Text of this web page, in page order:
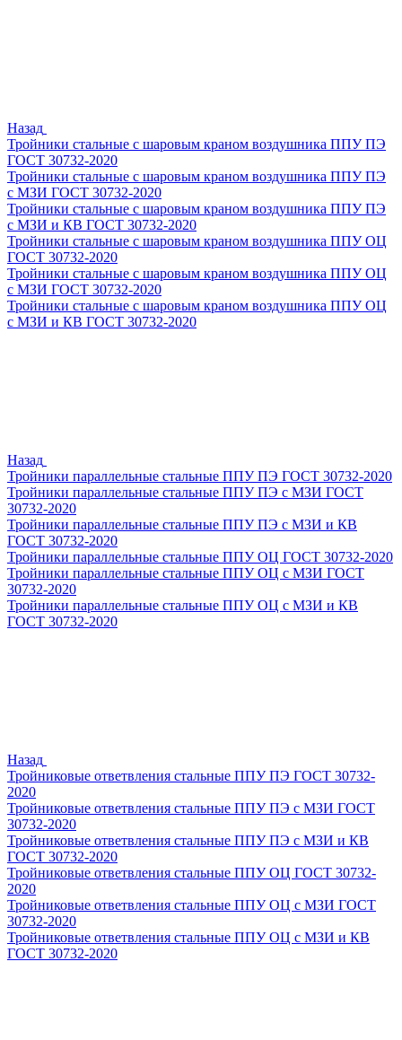
Назад
Тройники стальные с шаровым краном воздушника ППУ ПЭ
ГОСТ 30732-2020
Тройники стальные с шаровым краном воздушника ППУ ПЭ
с МЗИ ГОСТ 30732-2020
Тройники стальные с шаровым краном воздушника ППУ ПЭ
с МЗИ и КВ ГОСТ 30732-2020
Тройники стальные с шаровым краном воздушника ППУ ОЦ
ГОСТ 30732-2020
Тройники стальные с шаровым краном воздушника ППУ ОЦ
с МЗИ ГОСТ 30732-2020
Тройники стальные с шаровым краном воздушника ППУ ОЦ
с МЗИ и КВ ГОСТ 30732-2020
Назад
Тройники параллельные стальные ППУ ПЭ ГОСТ 30732-2020
Тройники параллельные стальные ППУ ПЭ с МЗИ ГОСТ
30732-2020
Тройники параллельные стальные ППУ ПЭ с МЗИ и КВ
ГОСТ 30732-2020
Тройники параллельные стальные ППУ ОЦ ГОСТ 30732-2020
Тройники параллельные стальные ППУ ОЦ с МЗИ ГОСТ
30732-2020
Тройники параллельные стальные ППУ ОЦ с МЗИ и КВ
ГОСТ 30732-2020
Назад
Тройниковые ответвления стальные ППУ ПЭ ГОСТ 30732-
2020
Тройниковые ответвления стальные ППУ ПЭ с МЗИ ГОСТ
30732-2020
Тройниковые ответвления стальные ППУ ПЭ с МЗИ и КВ
ГОСТ 30732-2020
Тройниковые ответвления стальные ППУ ОЦ ГОСТ 30732-
2020
Тройниковые ответвления стальные ППУ ОЦ с МЗИ ГОСТ
30732-2020
Тройниковые ответвления стальные ППУ ОЦ с МЗИ и КВ
ГОСТ 30732-2020